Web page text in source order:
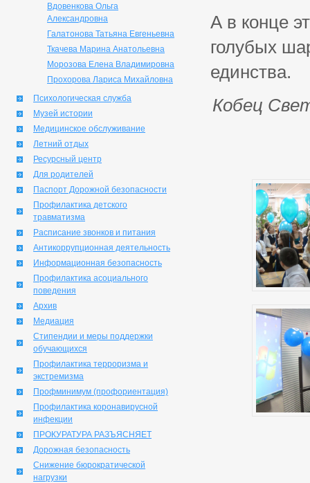
Вдовенкова Ольга
Александровна
Галатонова Татьяна Евгеньевна
Ткачева Марина Анатольевна
Морозова Елена Владимировна
Прохорова Лариса Михайловна
Психологическая служба
Музей истории
Медицинское обслуживание
Летний отдых
Ресурсный центр
Для родителей
Паспорт Дорожной безопасности
Профилактика детского
травматизма
Расписание звонков и питания
Антикоррупционная деятельность
Информационная безопасность
Профилактика асоциального
поведения
Архив
Медиация
Стипендии и меры поддержки
обучающихся
Профилактика терроризма и
экстремизма
Профминимум (профориентация)
Профилактика коронавирусной
инфекции
ПРОКУРАТУРА РАЗЪЯСНЯЕТ
Дорожная безопасность
Снижение бюрократической
нагрузки
А в конце
голубых
единства.
Кобец